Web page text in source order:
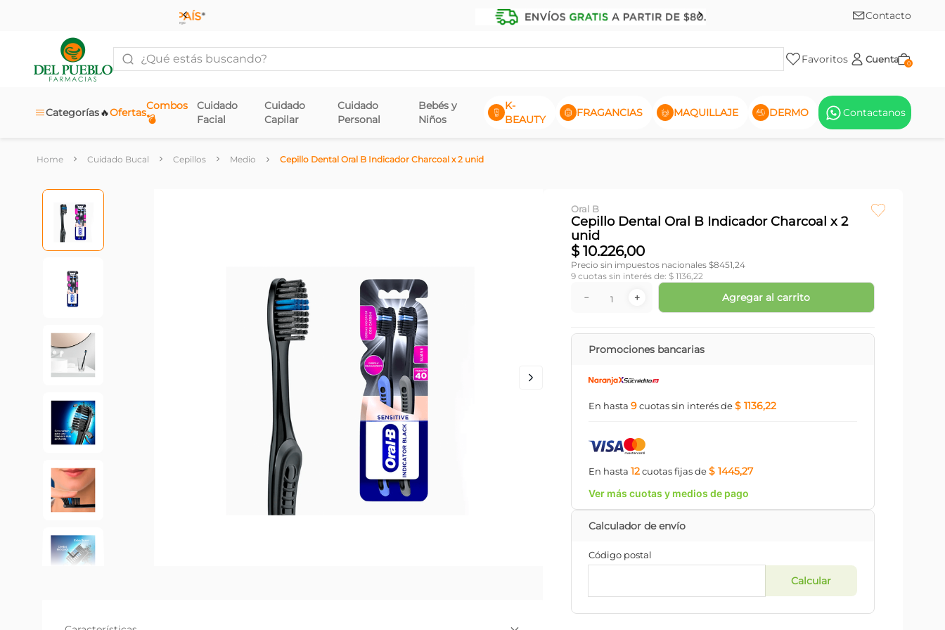
Contacto
¿Qué estás buscando?
Favoritos Cuenta 0
Categorías Ofertas
🔥
Combos
💣
Cuidado
Facial
Cuidado
Capilar
Cuidado
Personal
Bebés y
Niños
K-
BEAUTY
FRAGANCIAS MAQUILLAJE DERMO Contactanos
Cuidado Bucal Cepillos Medio Cepillo Dental Oral B Indicador Charcoal x 2 unid
Oral B
Cepillo Dental Oral B Indicador Charcoal x 2
unid
$ 10.226,00
Precio sin impuestos nacionales $8451,24
9cuotas sin interés de: $ 1136,22
＋
－ Agregar al carrito
Promociones bancarias
En hasta 9cuotassin interésde$ 1136,22
En hasta 12cuotasfijasde$ 1445,27
Ver más cuotas y medios de pago
Código postal